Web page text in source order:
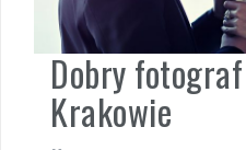
Dobry
Krakowie